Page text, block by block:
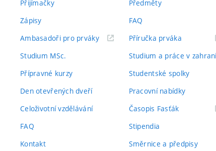
Přijímačky
Zápisy
Ambasadoři pro prváky(externí
Studium MSc.
Přípravné kurzy
Den otevřených dveří
Celoživotní vzdělávání
FAQ
Kontakt
Předměty
FAQ
Příručka prváka(externí
Studium a práce v
Studentské spolky
Pracovní nabídky
Časopis Fasťák(externí
Stipendia
Směrnice a předpisy